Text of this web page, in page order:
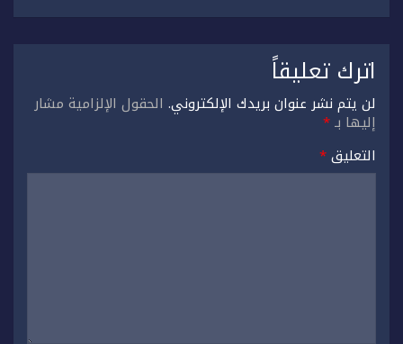
اترك تعليقاً
لن يتم نشر عنوان بريدك الإلكتروني. الحقول الإلزامية مشار
إليها بـ*
التعليق*